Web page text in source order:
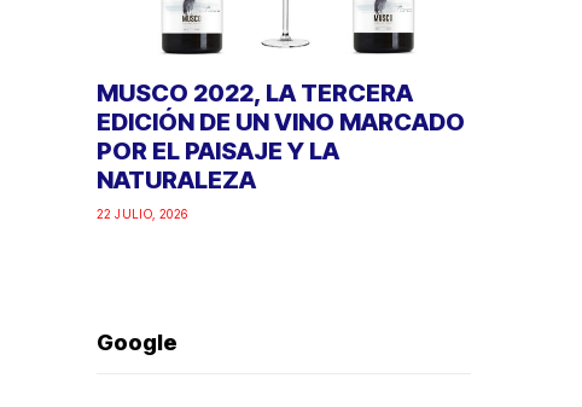
MUSCO 2022, LA TERCERA
EDICIÓN DE UN VINO MARCADO
POR EL PAISAJE Y LA
NATURALEZA
22 JULIO, 2026
Google